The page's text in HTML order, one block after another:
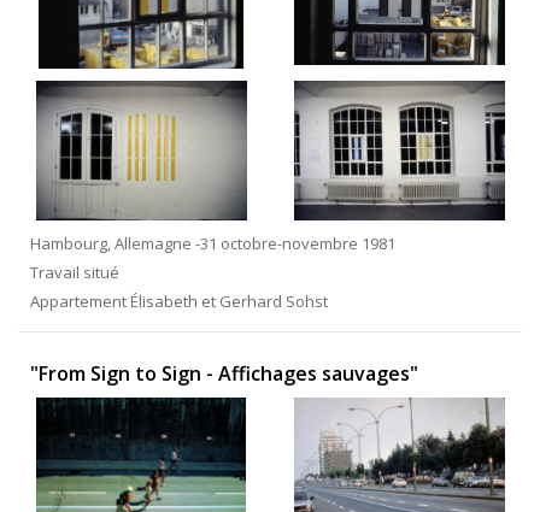
Hambourg, Allemagne -31 octobre-novembre 1981
Travail situé
Appartement Élisabeth et Gerhard Sohst
"From Sign to Sign - Affichages sauvages"